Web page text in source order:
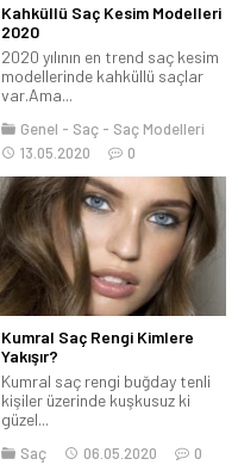
Kahküllü Saç Kesim Modelleri
2020
2020 yılının en trend saç kesim
modellerinde kahküllü saçlar
var.Ama...
Genel Saç
Saç Modelleri
13.05.2020
0
Kumral Saç Rengi Kimlere
Yakışır?
Kumral saç rengi buğday tenli
kişiler üzerinde kuşkusuz ki
güzel...
Saç 06.05.2020 0